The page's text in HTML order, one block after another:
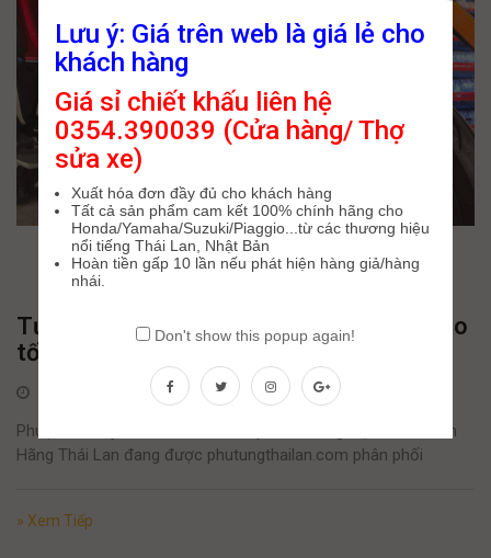
Tư vấn lên phuộc YSS cho Jupiter loại nào
tốt ?
4 Tháng Bảy, 2022
Phuộc xe máy đi êm dành cho Jupiter thương hiệu YSS Chính
Hãng Thái Lan đang được phutungthailan.com phân phối
» Xem Tiếp
Lưu ý: Giá trên web là giá lẻ cho
khách hàng
Giá sỉ chiết khấu liên hệ
0354.390039 (Cửa hàng/ Thợ
sửa xe)
Xuất hóa đơn đầy đủ cho khách hàng
Tất cả sản phẩm cam kết 100% chính hãng cho
Honda/Yamaha/Suzuki/Piaggio...từ các thương hiệu
nổi tiếng Thái Lan, Nhật Bản
Hoàn tiền gấp 10 lần nếu phát hiện hàng giả/hàng
nhái.
Don't show this popup again!